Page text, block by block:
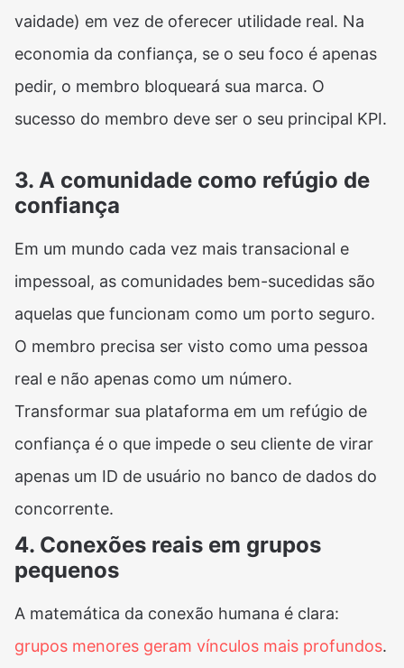
vaidade) em vez de oferecer utilidade real. Na
economia da confiança, se o seu foco é apenas
pedir, o membro bloqueará sua marca. O
sucesso do membro deve ser o seu principal KPI.
3. A comunidade como refúgio de
confiança
Em um mundo cada vez mais transacional e
impessoal, as comunidades bem-sucedidas são
aquelas que funcionam como um porto seguro.
O membro precisa ser visto como uma pessoa
real e não apenas como um número.
Transformar sua plataforma em um refúgio de
confiança é o que impede o seu cliente de virar
apenas um ID de usuário no banco de dados do
concorrente.
4. Conexões reais em grupos
pequenos
A matemática da conexão humana é clara:
grupos menores geram vínculos mais profundos.